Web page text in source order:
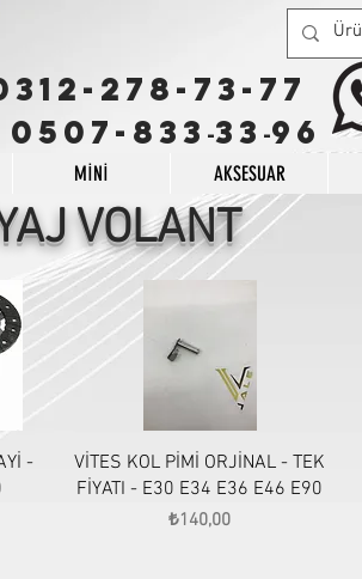
278-73-77
0507-833 -33 -96
MİNİ AKSESUAR
VOLANT
-
Hızlı Bakış
VİTES KOL PİMİ ORJİNAL - TEK
FİYATI - E30 E34 E36 E46 E90
Fiyat
₺140,00